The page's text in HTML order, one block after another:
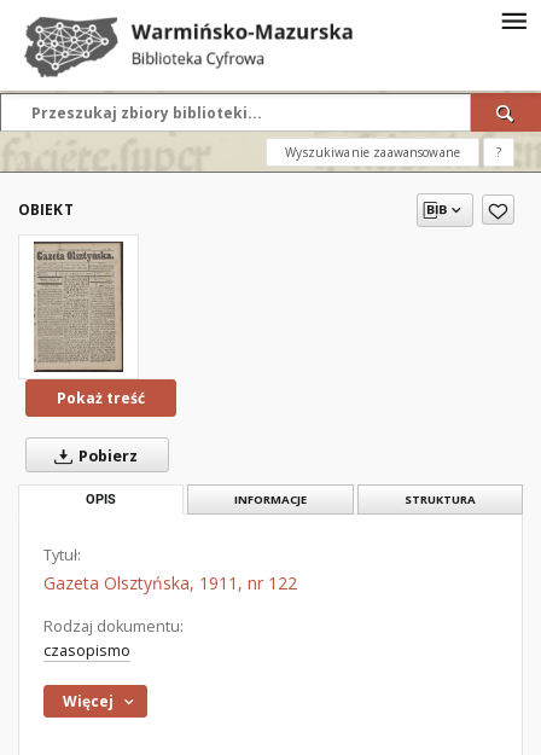
Wyszukiwanie zaawansowane ?
OBIEKT
Pokaż treść
Pobierz
OPIS INFORMACJE STRUKTURA
Tytuł:
Gazeta Olsztyńska, 1911, nr 122
Rodzaj dokumentu:
czasopismo
Więcej